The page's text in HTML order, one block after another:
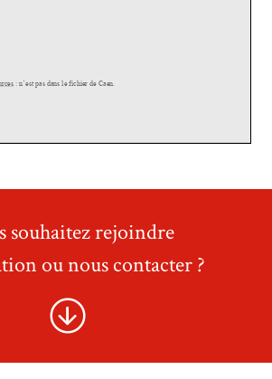
souhaitez rejoindre
ou nous contacter ?